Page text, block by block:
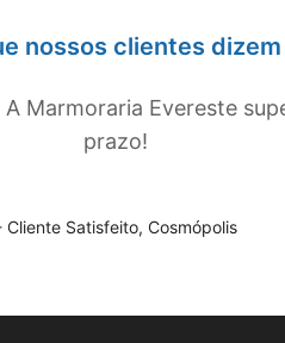
nossos clientes dizem
Marmoraria Evereste
prazo!
Cliente Satisfeito, Cosmópolis